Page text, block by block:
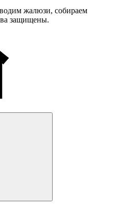
жалюзи, собираем
защищены.